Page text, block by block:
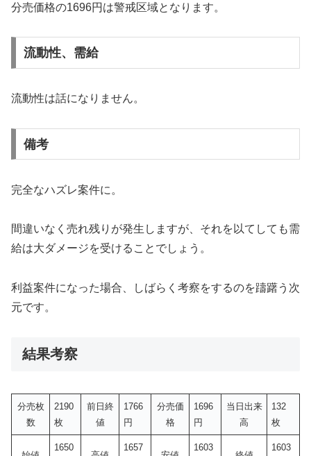
分売価格の1696円は警戒区域となります。
流動性、需給
流動性は話になりません。
備考
完全なハズレ案件に。
間違いなく売れ残りが発生しますが、それを以てしても需
給は大ダメージを受けることでしょう。
利益案件になった場合、しばらく考察をするのを躊躇う次
元です。
結果考察
分売枚
数
2190
枚
前日終
値
1766
円
分売価
格
1696
円
当日出来
高
132
枚
1650
1657
1603
1603